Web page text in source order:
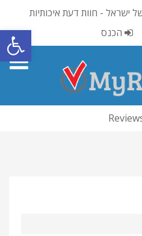
ישראל - חוות דעת איכותיות
הכנס פתח